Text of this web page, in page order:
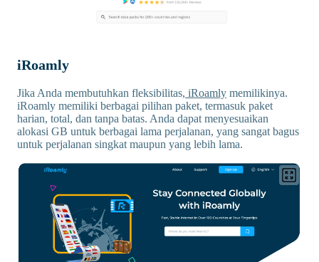
iRoamly
Jika Anda membutuhkan fleksibilitas, iRoamly memilikinya.
iRoamly memiliki berbagai pilihan paket, termasuk paket
harian, total, dan tanpa batas. Anda dapat menyesuaikan
alokasi GB untuk berbagai lama perjalanan, yang sangat bagus
untuk perjalanan singkat maupun yang lebih lama.